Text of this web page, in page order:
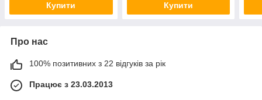
Купити Купити
Про нас
100% позитивних з 22 відгуків за рік
Працює з 23.03.2013